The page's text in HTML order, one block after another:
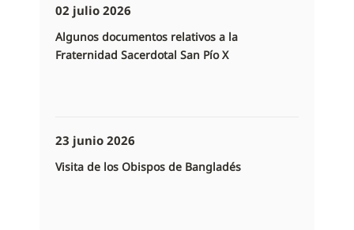
02 julio 2026
Algunos documentos relativos a la
Fraternidad Sacerdotal San Pío X
23 junio 2026
Visita de los Obispos de Bangladés